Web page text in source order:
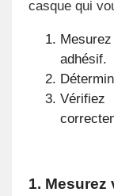
casque qui
adhésif.
1. Mesurez